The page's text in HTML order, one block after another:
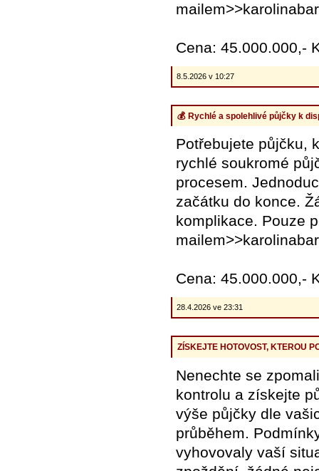
Cena: 45.000.000,-
8.5.2026 v 10:27
💰 Rychlé a spolehlivé půjčky k
Potřebujete půjčku,
rychlé soukromé
procesem.
začátku do konce.
komplikace. Pouze
Cena: 45.000.000,-
28.4.2026 ve 23:31
ZÍSKEJTE HOTOVOST, KTEROU
Nenechte se
kontrolu a získejte
výše půjčky dle
průběhem.
vyhovovaly vaší